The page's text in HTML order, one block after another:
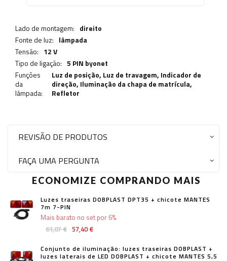
Lado de montagem: direito
Fonte de luz: lâmpada
Tensão: 12 V
Tipo de ligação: 5 PIN byonet
Funções
da
lâmpada:
Luz de posição, Luz de travagem, Indicador de
direção, Iluminação da chapa de matrícula,
Refletor
REVISÃO DE PRODUTOS
FAÇA UMA PERGUNTA
ECONOMIZE COMPRANDO MAIS
Luzes traseiras DOBPLAST DPT35 + chicote MANTES
7m 7-PIN
61,07 € 57,40 €
Mais barato no set por 6%
Conjunto de iluminação: luzes traseiras DOBPLAST +
luzes laterais de LED DOBPLAST + chicote MANTES 5,5